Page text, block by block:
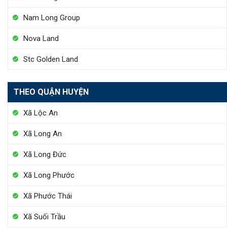
Nam Long Group
Nova Land
Stc Golden Land
THEO QUẬN HUYỆN
Xã Lộc An
Xã Long An
Xã Long Đức
Xã Long Phước
Xã Phước Thái
Xã Suối Trầu